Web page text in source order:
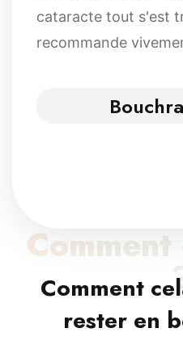
cataracte tout s'est
recommande
Comment
rester en